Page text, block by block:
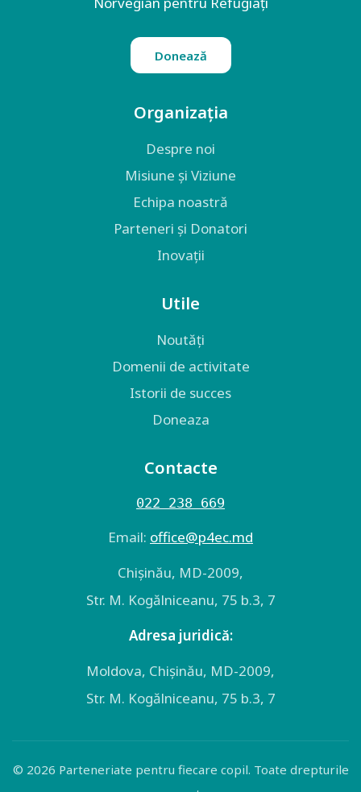
Donează
Organizația
Despre noi
Misiune și Viziune
Echipa noastră
Parteneri și Donatori
Inovații
Utile
Noutăți
Domenii de activitate
Istorii de succes
Doneaza
Contacte
022 238 669
Email: оffice@p4ec.md
Chişinău, MD-2009,
Str. M. Kogălniceanu, 75 b.3, 7
Adresa juridică:
Moldova, Chişinău, MD-2009,
Str. M. Kogălniceanu, 75 b.3, 7
© 2026 Parteneriate pentru fiecare copil. Toate drepturile